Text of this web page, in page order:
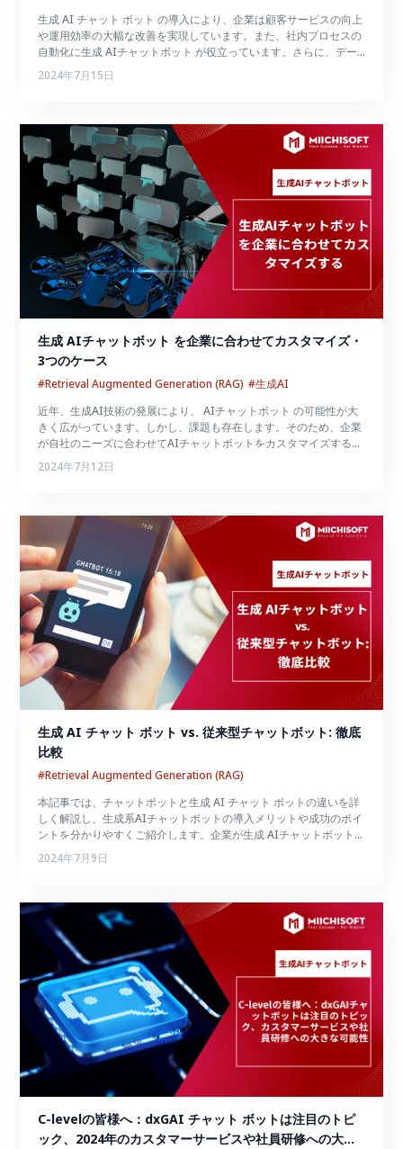
生成 AI チャット ボット の導入により、企業は顧客サービスの向上
や運用効率の大幅な改善を実現しています。また、社内プロセスの
自動化に生成 AIチャットボット が役立っています。さらに、デー
タ分析やレポート作成の自動化にもチャットボットが貢献し、迅速
かつ正確な意思決定をサポートします。
2024年7月15日
生成 AIチャットボット を企業に合わせてカスタマイズ・
3つのケース
#Retrieval Augmented Generation (RAG) #生成AI
近年、生成AI技術の発展により、 AIチャットボット の可能性が大
きく広がっています。しかし、課題も存在します。そのため、企業
が自社のニーズに合わせてAIチャットボットをカスタマイズするこ
とが重要になってきます。
2024年7月12日
生成 AI チャット ボット vs. 従来型チャットボット: 徹底
比較
#Retrieval Augmented Generation (RAG)
本記事では、チャットボットと生成 AI チャット ボットの違いを詳
しく解説し、生成系AIチャットボットの導入メリットや成功のポイ
ントを分かりやすくご紹介します。企業が生成 AIチャットボットを
効果的に活用するためのヒントが満載ですので、ぜひ参考にしてみ
てください。
2024年7月9日
C-levelの皆様へ：dxGAI チャット ボットは注目のトピ
ック、2024年のカスタマーサービスや社員研修への大き